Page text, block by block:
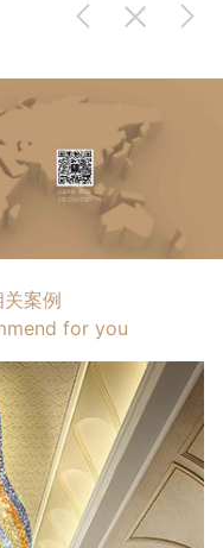
案例
for you